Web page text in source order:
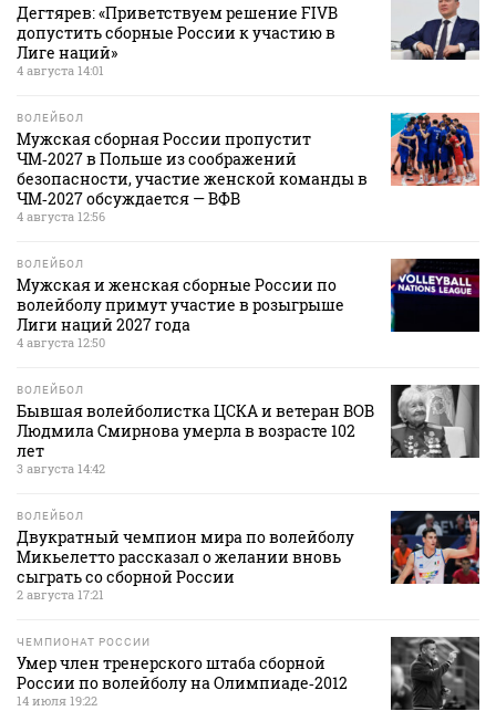
Дегтярев: «Приветствуем решение FIVB
допустить сборные России к участию в
Лиге наций»
4 августа 14:01
ВОЛЕЙБОЛ
Мужская сборная России пропустит
ЧМ‑2027 в Польше из соображений
безопасности, участие женской команды в
ЧМ‑2027 обсуждается — ВФВ
4 августа 12:56
ВОЛЕЙБОЛ
Мужская и женская сборные России по
волейболу примут участие в розыгрыше
Лиги наций 2027 года
4 августа 12:50
ВОЛЕЙБОЛ
Бывшая волейболистка ЦСКА и ветеран ВОВ
Людмила Смирнова умерла в возрасте 102
лет
3 августа 14:42
ВОЛЕЙБОЛ
Двукратный чемпион мира по волейболу
Микьелетто рассказал о желании вновь
сыграть со сборной России
2 августа 17:21
ЧЕМПИОНАТ РОССИИ
Умер член тренерского штаба сборной
России по волейболу на Олимпиаде‑2012
14 июля 19:22